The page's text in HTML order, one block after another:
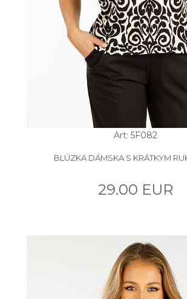
Art: 5F082
BLÚZKA DÁMSKA S KRÁTKYM
29.00 EUR